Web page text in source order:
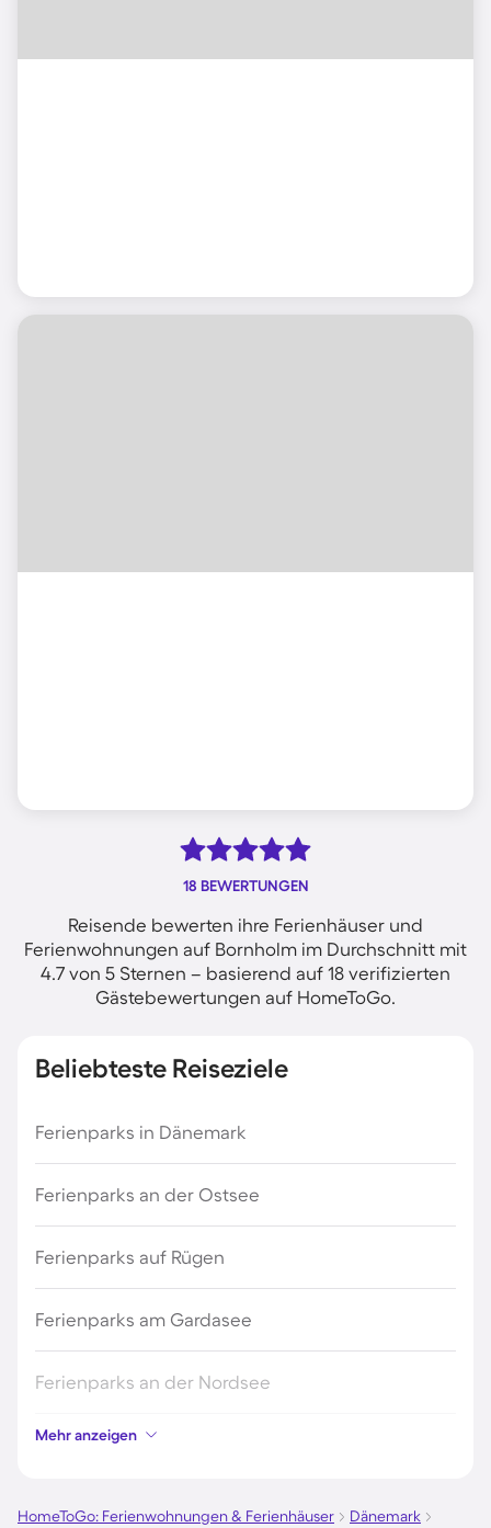
18 BEWERTUNGEN
Reisende bewerten ihre Ferienhäuser und
Ferienwohnungen auf Bornholm im Durchschnitt mit
4.7 von 5 Sternen – basierend auf 18 verifizierten
Gästebewertungen auf HomeToGo.
Beliebteste Reiseziele
Ferienparks in Dänemark
Ferienparks an der Ostsee
Ferienparks auf Rügen
Ferienparks am Gardasee
Ferienparks an der Nordsee
Ferienparks in Kroatien
Ferienparks in Österreich
Mehr anzeigen
HomeToGo: Ferienwohnungen & Ferienhäuser
Dänemark